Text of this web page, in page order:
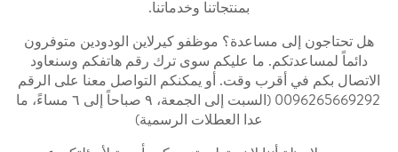
بمنتجاتنا وخدماتنا.
هل تحتاجون إلى مساعدة؟ موظفو كيرلاين الودودين متوفرون
دائماً لمساعدتكم. ما عليكم سوى ترك رقم هاتفكم وسنعاود
الاتصال بكم في أقرب وقت. أو يمكنكم التواصل معنا على الرقم
0096265669292 (السبت إلى الجمعة، ٩ صباحاً إلى ٦ مساءً، ما
عدا العطلات الرسمية)